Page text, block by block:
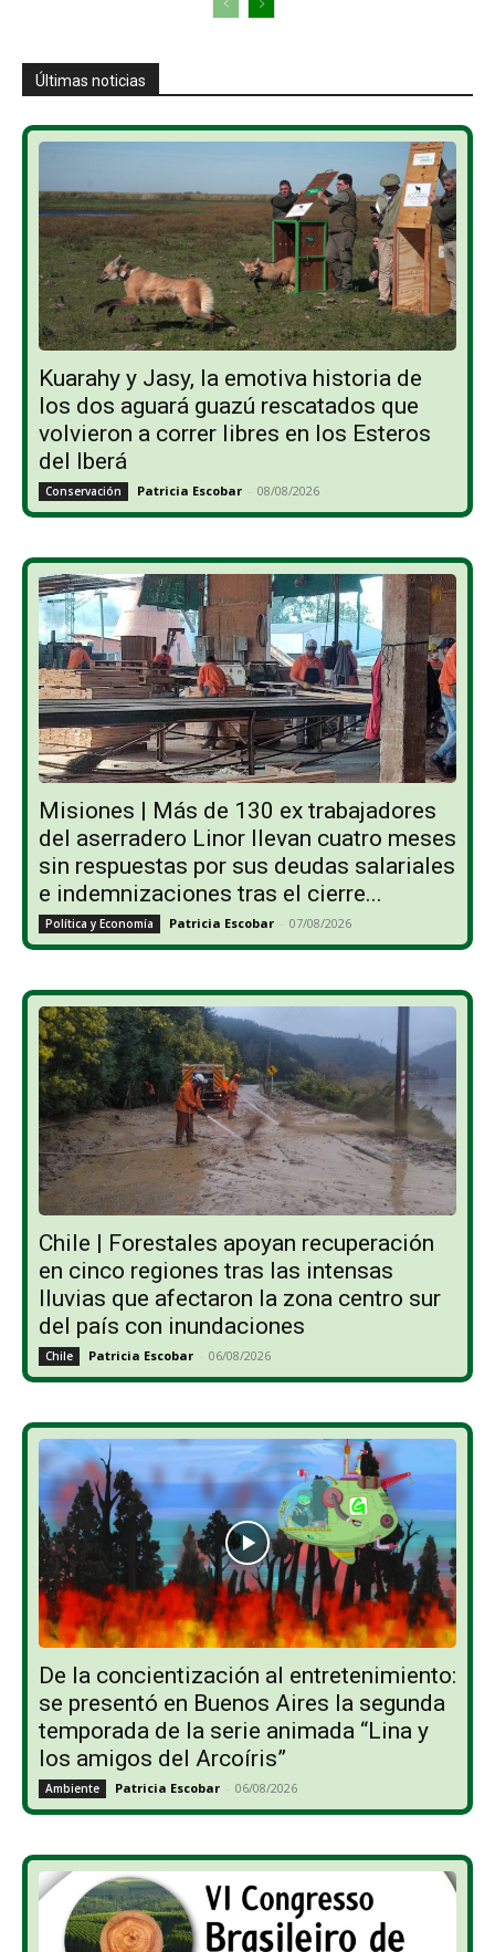
Últimas noticias
Kuarahy y Jasy, la emotiva historia de
los dos aguará guazú rescatados que
volvieron a correr libres en los Esteros
del Iberá
Conservación Patricia Escobar - 08/08/2026
Misiones | Más de 130 ex trabajadores
del aserradero Linor llevan cuatro meses
sin respuestas por sus deudas salariales
e indemnizaciones tras el cierre...
Política y Economía Patricia Escobar - 07/08/2026
Chile | Forestales apoyan recuperación
en cinco regiones tras las intensas
lluvias que afectaron la zona centro sur
del país con inundaciones
Chile Patricia Escobar - 06/08/2026
De la concientización al entretenimiento:
se presentó en Buenos Aires la segunda
temporada de la serie animada “Lina y
los amigos del Arcoíris”
Ambiente Patricia Escobar - 06/08/2026